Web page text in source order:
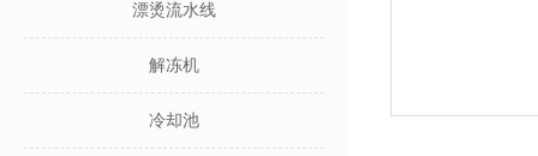
漂烫流水线
解冻机
冷却池